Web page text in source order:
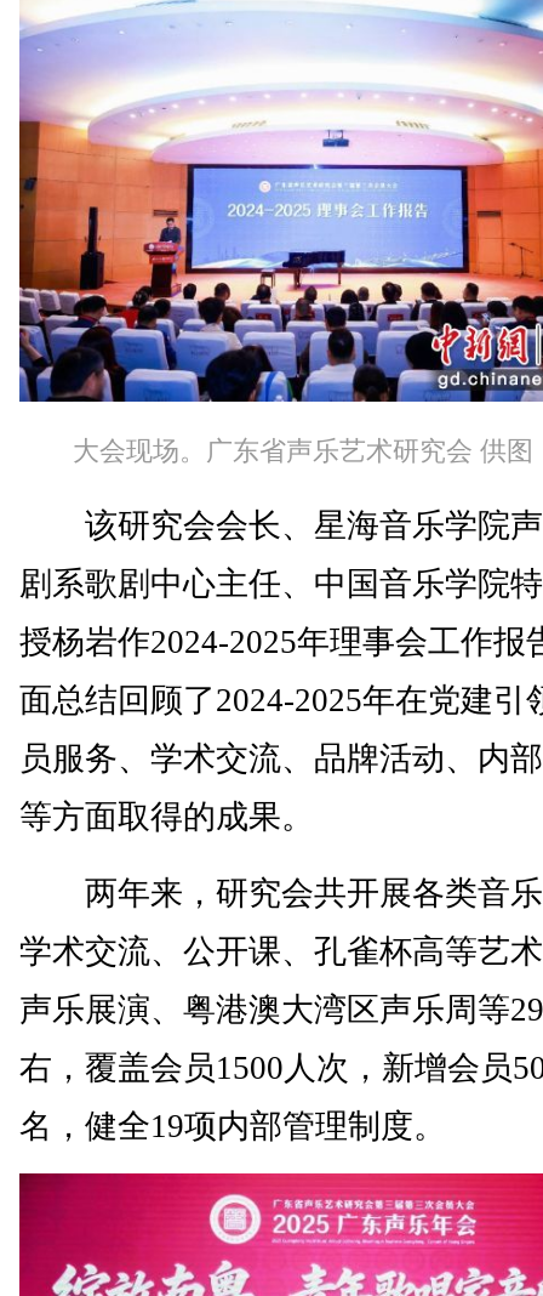
大会现场。广东省声乐艺术研究会 供图
该研究会会长、星海音乐学院
剧系歌剧中心主任、中国音乐学院
授杨岩作2024-2025年理事会工作报
面总结回顾了2024-2025年在党建引
员服务、学术交流、品牌活动、内
等方面取得的成果。
两年来，研究会共开展各类音
学术交流、公开课、孔雀杯高等艺
声乐展演、粤港澳大湾区声乐周等
右，覆盖会员1500人次，新增会员
名，健全19项内部管理制度。